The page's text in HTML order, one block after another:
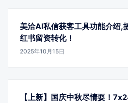
美洽AI私信获客工具功能介绍,
红书留资转化！
2025年10月15日
【上新】国庆中秋尽情耍！